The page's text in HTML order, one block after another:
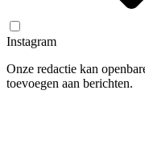
Instagram
Onze redactie kan
toevoegen aan berichten.